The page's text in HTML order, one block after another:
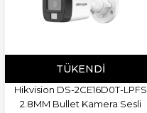
TÜKENDI
Hikvision DS-2CE16D0T-LPFS
2.8MM Bullet Kamera Sesli